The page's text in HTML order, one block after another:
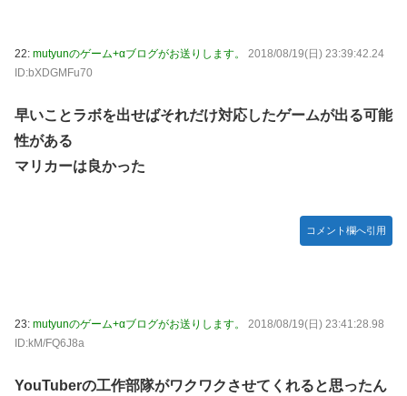
22: mutyunのゲーム+αブログがお送りします。
2018/08/19(日) 23:39:42.24
ID:bXDGMFu70
早いことラボを出せばそれだけ対応したゲームが出る可能
性がある
マリカーは良かった
コメント欄へ引用
23: mutyunのゲーム+αブログがお送りします。
2018/08/19(日) 23:41:28.98
ID:kM/FQ6J8a
YouTuberの工作部隊がワクワクさせてくれると思ったん